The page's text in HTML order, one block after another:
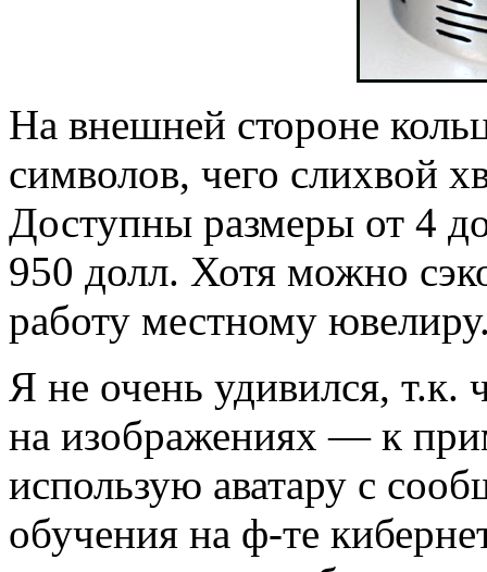
На внешней стороне
символов, чего слихвой
Доступны размеры от 4
950 долл. Хотя можно
работу местному
Я не очень удивился, т.к.
на изображениях — к
использую аватару с
обучения на ф-те